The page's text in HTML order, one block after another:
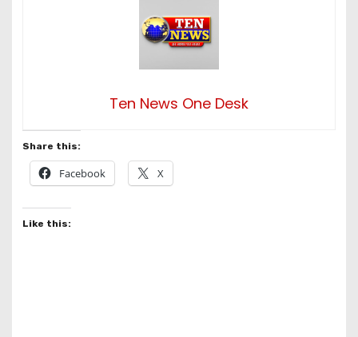
Ten News One Desk
Share this:
Facebook X
Like this: